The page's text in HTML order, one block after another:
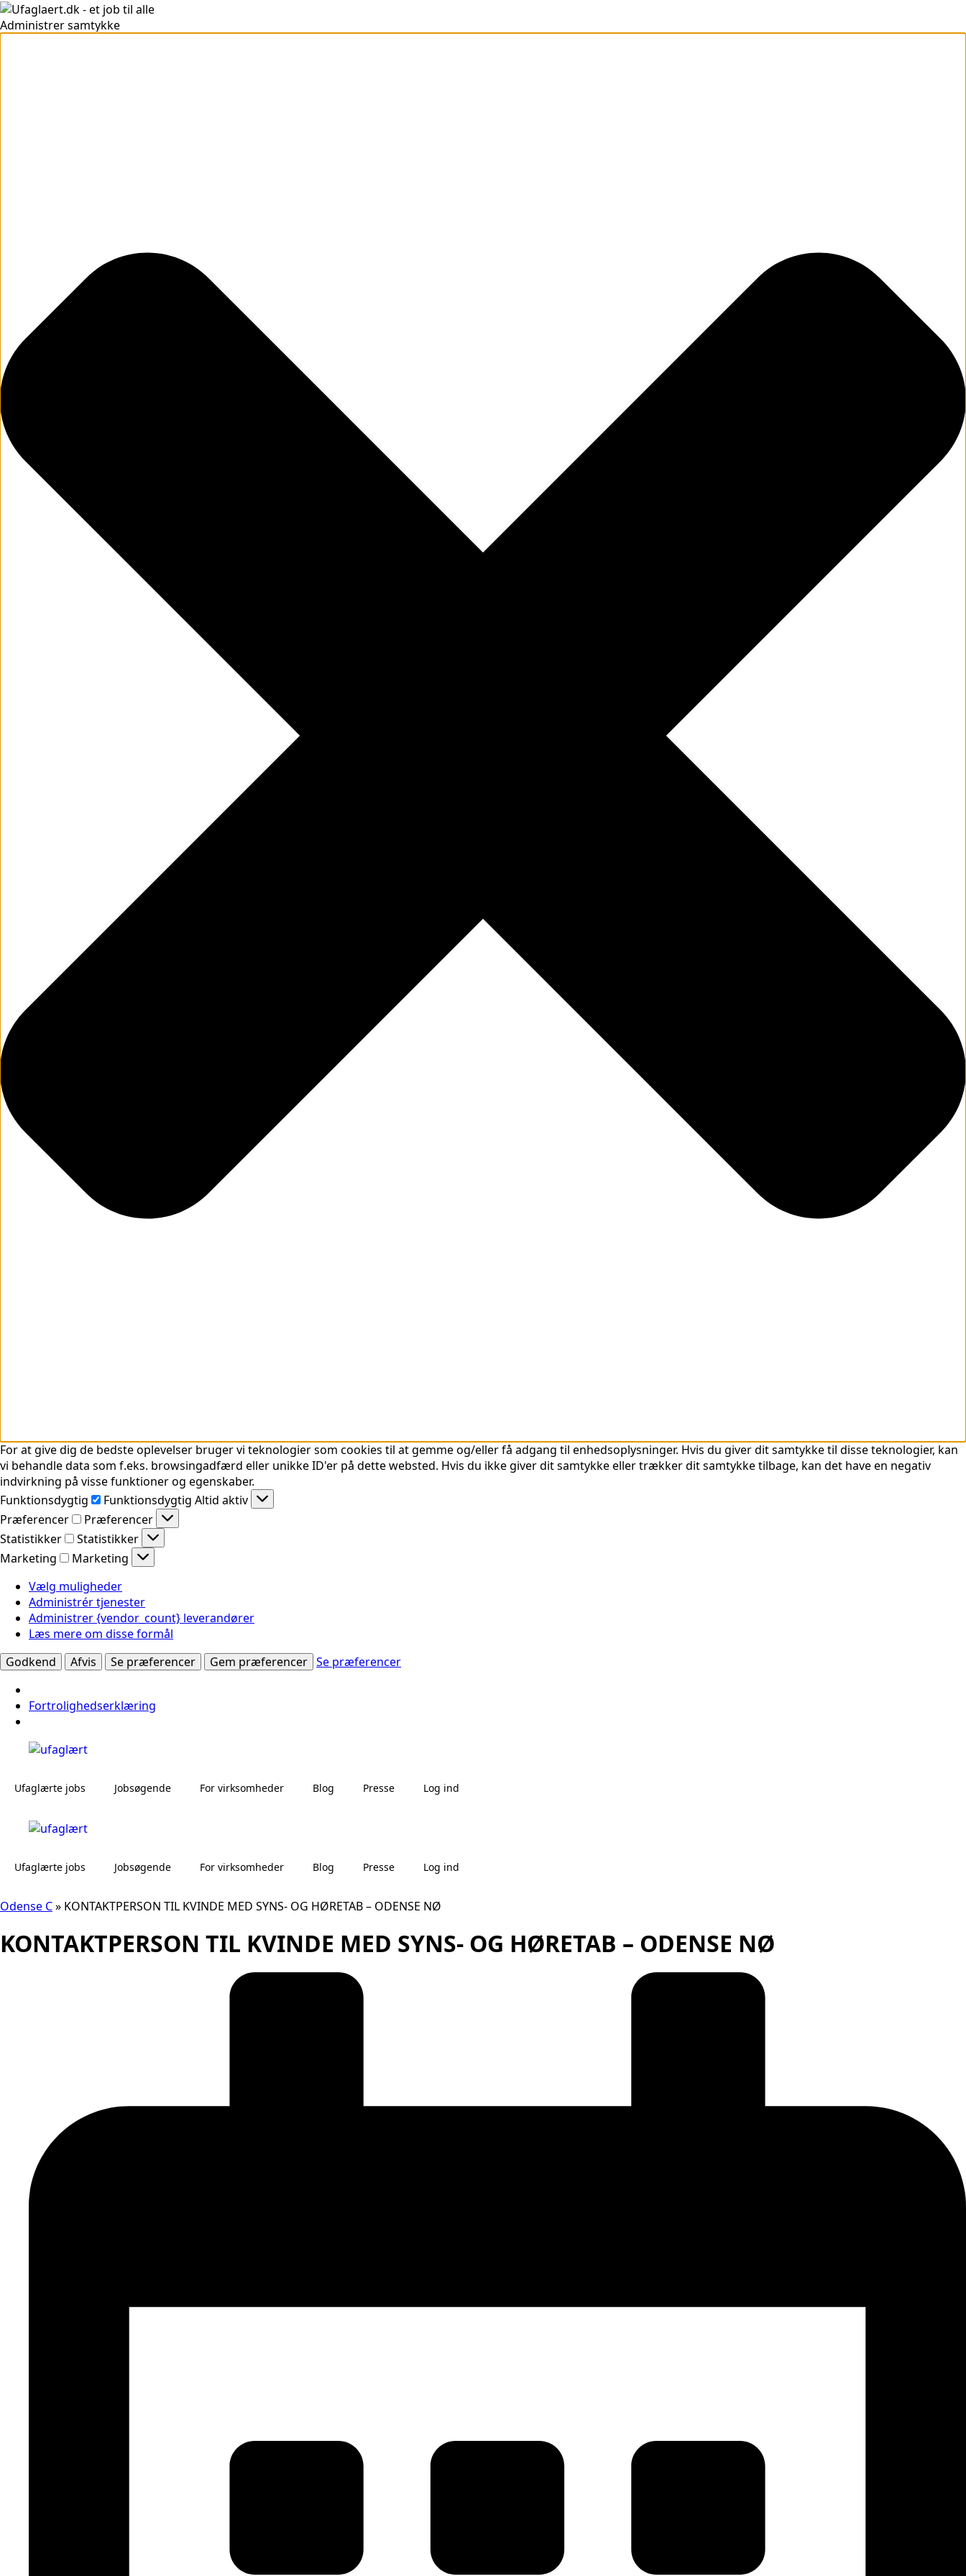
Administrer samtykke
For at give dig de bedste oplevelser bruger vi teknologier som cookies til at gemme og/eller få adgang til enhedsoplysninger. Hvis du giver dit samtykke til disse teknologier, kan
vi behandle data som f.eks. browsingadfærd eller unikke ID'er på dette websted. Hvis du ikke giver dit samtykke eller trækker dit samtykke tilbage, kan det have en negativ
indvirkning på visse funktioner og egenskaber.
Funktionsdygtig
Funktionsdygtig Altid aktiv
Præferencer
Præferencer
Statistikker
Statistikker
Marketing
Marketing
Vælg muligheder
Administrér tjenester
Administrer {vendor_count} leverandører
Læs mere om disse formål
Godkend
Afvis Se præferencer Gem præferencer Se præferencer
Fortrolighedserklæring
Ufaglærte jobs Jobsøgende For virksomheder Blog Presse Log ind
Ufaglærte jobs Jobsøgende For virksomheder Blog Presse Log ind
Odense C» KONTAKTPERSON TIL KVINDE MED SYNS- OG HØRETAB – ODENSE NØ
KONTAKTPERSON TIL KVINDE MED SYNS- OG HØRETAB – ODENSE NØ